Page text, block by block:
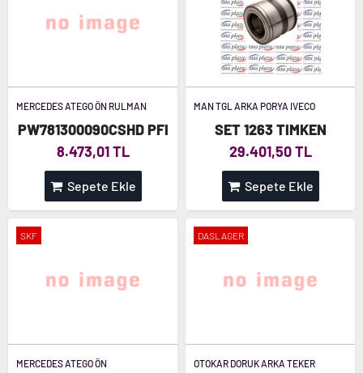
MERCEDES ATEGO ÖN RULMAN
PW781300090CSHD PFI
8.473,01 TL
Sepete Ekle
MAN TGL ARKA PORYA IVECO
SET 1263 TIMKEN
29.401,50 TL
Sepete Ekle
SKF
MERCEDES ATEGO ÖN
DASLAGER
OTOKAR DORUK ARKA TEKER